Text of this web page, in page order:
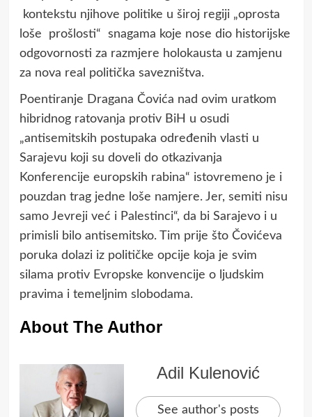
kontekstu njihove politike u široj regiji „oprosta
loše prošlosti“ snagama koje nose dio historijske
odgovornosti za razmjere holokausta u zamjenu
za nova real politička savezništva.
Poentiranje Dragana Čovića nad ovim uratkom
hibridnog ratovanja protiv BiH u osudi
„antisemitskih postupaka određenih vlasti u
Sarajevu koji su doveli do otkazivanja
Konferencije europskih rabina“ istovremeno je i
pouzdan trag jedne loše namjere. Jer, semiti nisu
samo Jevreji već i Palestinci“, da bi Sarajevo i u
primisli bilo antisemitsko. Tim prije što Čovićeva
poruka dolazi iz političke opcije koja je svim
silama protiv Evropske konvencije o ljudskim
pravima i temeljnim slobodama.
About The Author
Adil Kulenović
See author's posts